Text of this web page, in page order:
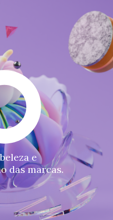
e
das marcas.